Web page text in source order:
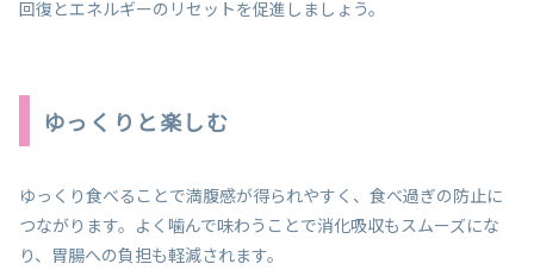
回復とエネルギーのリセットを促進しましょう。
ゆっくりと楽しむ
ゆっくり食べることで満腹感が得られやすく、食べ過ぎの防止に
つながります。よく噛んで味わうことで消化吸収もスムーズにな
り、胃腸への負担も軽減されます。